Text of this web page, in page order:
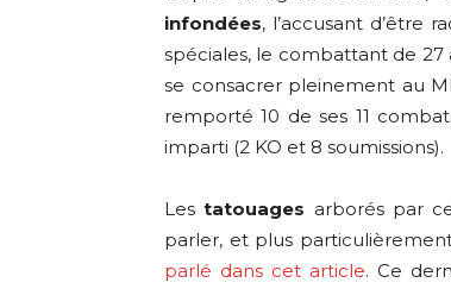
infondées, l’accusant d’être
spéciales, le combattant de
se consacrer pleinement au
remporté 10 de ses 11
imparti (2 KO et 8 soumissions).
Lestatouages arborés par
parler, et plus
parlé dans cet article. Ce